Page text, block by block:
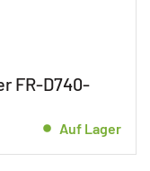
FR-D740-
Auf Lager